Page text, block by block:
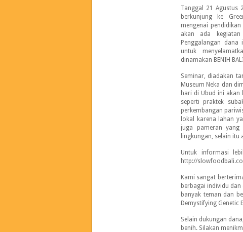
Tanggal 21 Agustus
berkunjung ke
mengenai
akan ada
Penggalangan
untuk
dinamakan BENIH
Seminar, diadakan
Museum Neka dan
hari di Ubud ini akan
seperti praktek
perkembangan
lokal karena lahan
juga pameran yang
lingkungan, selain itu
Untuk informasi
http://
Kami sangat
berbagai individu
banyak teman dan
Demystifying Genetic
Selain dukungan
benih. Silakan